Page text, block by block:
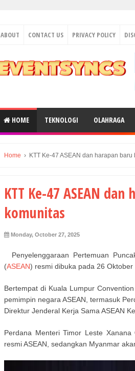
ABOUT CONTACT US PRIVACY POLICY
HOME TEKNOLOGI OLAHRAGA
Home › KTT Ke-47 ASEAN dan harapan
KTT Ke-47 ASEAN
komunitas
Monday, October 27, 2025
Penyelenggaraan Pertemuan
(ASEAN) resmi dibuka pada 26 Oktober
Bertempat di Kuala Lumpur
pemimpin negara ASEAN, termasuk
Direktur Jenderal Kerja Sama ASEAN
Perdana Menteri Timor Leste
resmi ASEAN, sedangkan Myanmar